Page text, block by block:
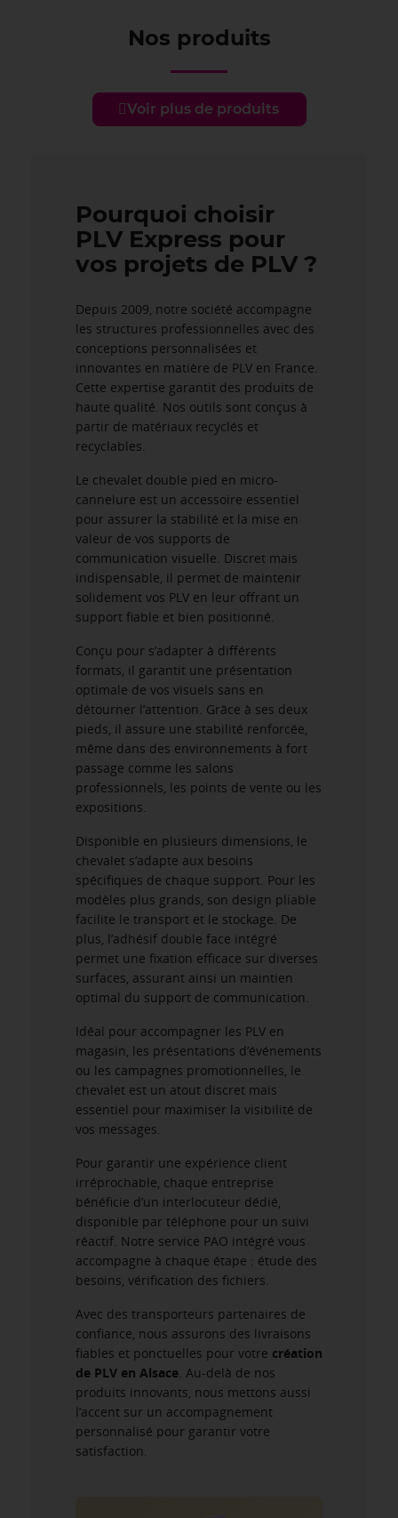
Nos produits
Voir plus de produits
Pourquoi choisir
PLV Express pour
vos projets de PLV ?
Depuis 2009, notre société accompagne
les structures professionnelles avec des
conceptions personnalisées et
innovantes en matière de PLV en France.
Cette expertise garantit des produits de
haute qualité. Nos outils sont conçus à
partir de matériaux recyclés et
recyclables.
Le chevalet double pied en micro-
cannelure est un accessoire essentiel
pour assurer la stabilité et la mise en
valeur de vos supports de
communication visuelle. Discret mais
indispensable, il permet de maintenir
solidement vos PLV en leur offrant un
support fiable et bien positionné.
Conçu pour s’adapter à différents
formats, il garantit une présentation
optimale de vos visuels sans en
détourner l’attention. Grâce à ses deux
pieds, il assure une stabilité renforcée,
même dans des environnements à fort
passage comme les salons
professionnels, les points de vente ou les
expositions.
Disponible en plusieurs dimensions, le
chevalet s’adapte aux besoins
spécifiques de chaque support. Pour les
modèles plus grands, son design pliable
facilite le transport et le stockage. De
plus, l’adhésif double face intégré
permet une fixation efficace sur diverses
surfaces, assurant ainsi un maintien
optimal du support de communication.
Idéal pour accompagner les PLV en
magasin, les présentations d’événements
ou les campagnes promotionnelles, le
chevalet est un atout discret mais
essentiel pour maximiser la visibilité de
vos messages.
Pour garantir une expérience client
irréprochable, chaque entreprise
bénéficie d’un interlocuteur dédié,
disponible par téléphone pour un suivi
réactif. Notre service PAO intégré vous
accompagne à chaque étape : étude des
besoins, vérification des fichiers.
Avec des transporteurs partenaires de
confiance, nous assurons des livraisons
fiables et ponctuelles pour votre création
de PLV en Alsace . Au-delà de nos
produits innovants, nous mettons aussi
l’accent sur un accompagnement
personnalisé pour garantir votre
satisfaction.